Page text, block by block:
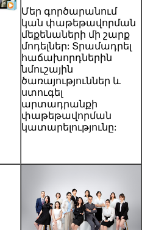
Մեր գործարանում
կան փաթեթավորման
մեքենաների մի շարք
մոդելներ: Տրամադրել
հաճախորդներին
նմուշային
ծառայություններ և
ստուգել
արտադրանքի
փաթեթավորման
կատարելությունը: